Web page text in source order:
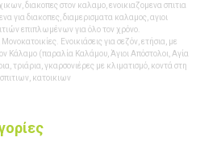
διακοπες στον καλαμο, ενοικιαζομενα σπιτια
για διακοπες, διαμερισματα καλαμος, αγιοι
επιπλωμένων για όλο τον χρόνο.
Ενοικιάσεις για σεζόν, ετήσια, με
Κάλαμο (παραλία Καλάμου, Άγιοι Απόστολοι, Αγία
τριάρια, γκαρσονιέρες με κλιματισμό, κοντά στη
κατοικιων